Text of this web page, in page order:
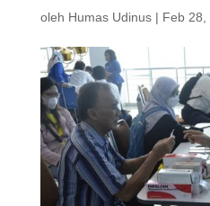
oleh Humas Udinus| Feb 28,